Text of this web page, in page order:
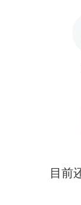
目前